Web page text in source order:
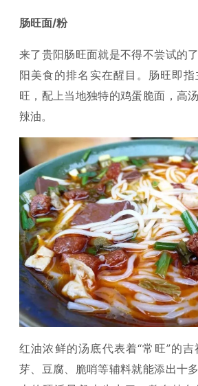
肠旺面/粉
来了贵阳肠旺面就是不得不尝试的
阳美食的排名实在醒目。肠旺即
旺，配上当地独特的鸡蛋脆面，高
辣油。
红油浓鲜的汤底代表着“常旺”的
芽、豆腐、脆哨等辅料就能添出十